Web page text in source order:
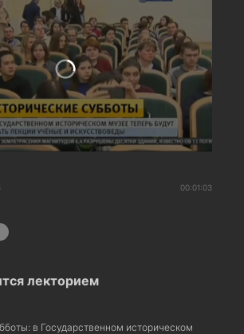
00:01:03
лекторием
в Государственном историческом